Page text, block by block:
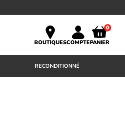
BOUTIQUESCOMPTE
0
PANIER
RECONDITIONNÉ